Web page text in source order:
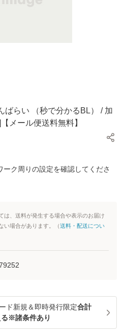
ばらい （秒で分かるBL） / 加
メール便送料無料】
ク周りの設定を確認してくださ
は、送料が発生する場合や表示のお届け
い場合があります。（送料・配送につい
ド新規＆即時発行限定合計
※諸条件あり